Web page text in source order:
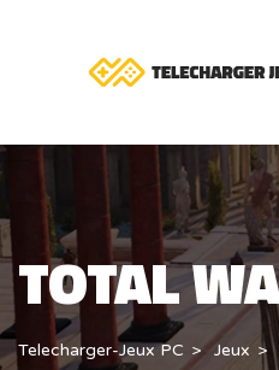
TOTAL
Telecharger-Jeux PC Jeux